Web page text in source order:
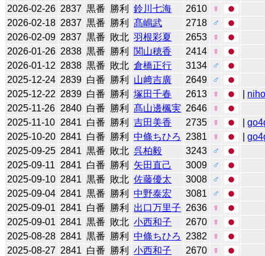
2026-02-26 2837 黒番 勝利 鈴川七海 2610
♀
2026-02-18 2837 黒番 勝利 髙嶋武 2718
♂
2026-02-09 2837 黒番 敗北 羽根彩夏 2653
♀
2026-01-26 2838 黒番 勝利 関山穂香 2414
♀
2026-01-12 2838 黒番 敗北 倉橋正行 3134
♂
2025-12-24 2839 白番 勝利 山﨑吉廣 2649
♂
2025-12-22 2839 白番 勝利 塚田千春 2613 ♀
2025-11-26 2840 白番 勝利 髙山邊楓実 2646
♀
2025-11-10 2841 白番 勝利 吉田美香 2735 ♀ |
2025-10-20 2841 白番 勝利 中條ちひろ 2381 ♀ |
2025-09-25 2841 黒番 敗北 呉柏毅 3243
♂
2025-09-11
2841 白番 勝利 矢田直己 3009
♂
2025-09-10 2841 黒番 敗北 佐藤優太 3008
♂
2025-09-04 2841 黒番 勝利 中野泰宏 3081
♂
2025-09-01 2841 白番 勝利 出口万里子 2636
♀
2025-09-01 2841 黒番 敗北 小西和子 2670
♀
2025-08-28 2841 黒番 勝利 中條ちひろ 2382
♀
2025-08-27 2841 白番 勝利 小西和子 2670
♀